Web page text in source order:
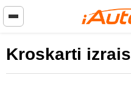
Kroskarti